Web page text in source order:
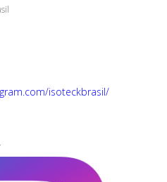
isoteckbrasil/